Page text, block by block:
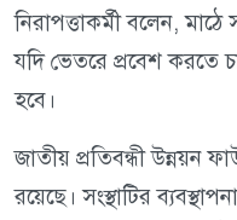
নিরাপত্তাকর্মী বলেন,
যদি ভেতরে প্রবেশ করতে
হবে।
জাতীয় প্রতিবন্ধী উন্নয়ন
রয়েছে। সংস্থাটির